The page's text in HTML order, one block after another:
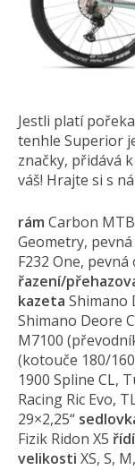
Jestli platí
tenhle Superior
značky, přidává
váš! Hrajte si s
rám Carbon
Geometry,
F232 One,
řazení/
kazeta Shimano
Shimano Deore
M7100
(kotouče 180/
1900 Spline CL,
Racing Ric Evo,
29×2,25“
Fizik Ridon X5
velikosti XS, S,